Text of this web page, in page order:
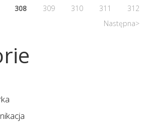
308 309 310 311
312
Następna>